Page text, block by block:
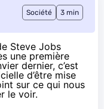
Société 3 min
Steve Jobs
une première
dernier, c’est
d’être mise
sur ce qui nous
le voir.